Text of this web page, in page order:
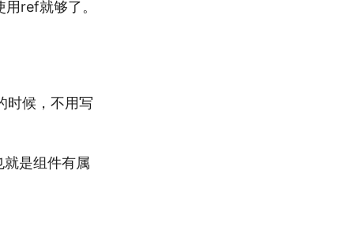
ref就够了。
时候，不用写
是组件有属